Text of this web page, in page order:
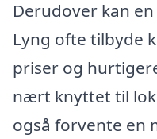
Derudover kan
Lyng ofte tilbyde
priser og
nært knyttet til
også forvente en